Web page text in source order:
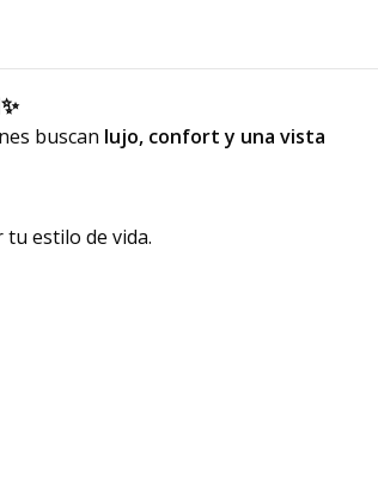
buscan lujo, confort y una vista
tu estilo de vida.